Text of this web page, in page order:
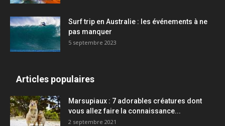
Surf trip en Australie : les événements à ne
pas manquer
5 septembre 2023
Articles populaires
Marsupiaux : 7 adorables créatures dont
vous allez faire la connaissance...
2 septembre 2021